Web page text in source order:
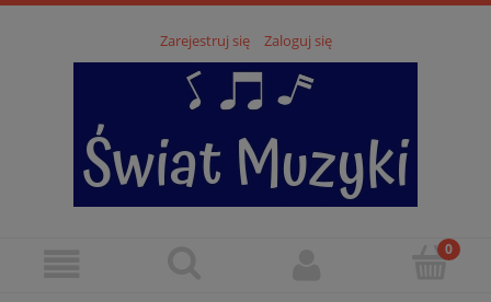
Zarejestruj się Zaloguj się